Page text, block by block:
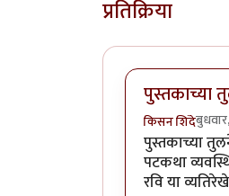
प्रतिक्रिया
पुस्तकाच्या
किसन शिंदे
पुस्तकाच्या
पटकथा
रवि या